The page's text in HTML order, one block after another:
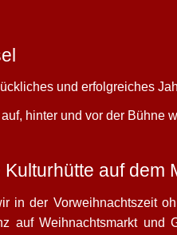
und erfolgreiches
hinter und vor der Bühne
auf dem
in der Vorweihnachtszeit
auf Weihnachtsmarkt und